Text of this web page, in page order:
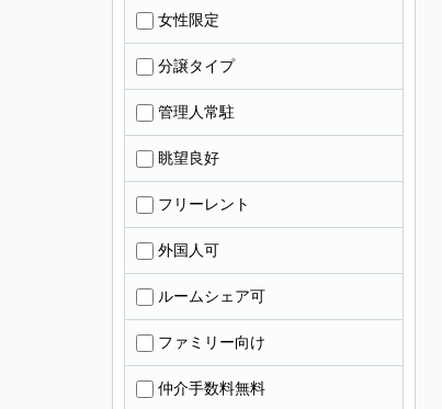
女性限定
分譲タイプ
管理人常駐
眺望良好
フリーレント
外国人可
ルームシェア可
ファミリー向け
仲介手数料無料